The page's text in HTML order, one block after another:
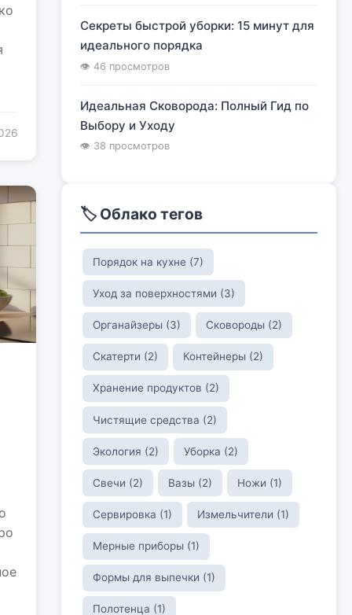
Секреты быстрой уборки: 15 минут для
идеального порядка
👁 46 просмотров
Идеальная Сковорода: Полный Гид по
Выбору и Уходу
👁 38 просмотров
🏷️ Облако тегов
Порядок на кухне (7)
Уход за поверхностями (3)
Органайзеры (3) Сковороды (2)
Скатерти (2) Контейнеры (2)
Хранение продуктов (2)
Чистящие средства (2)
Экология (2) Уборка (2)
Свечи (2) Вазы (2) Ножи (1)
Сервировка (1) Измельчители (1)
Мерные приборы (1)
Формы для выпечки (1)
Полотенца (1)